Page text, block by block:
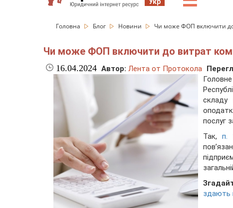
Головна Блог Новини Чи може ФОП включити до
Чи може ФОП включити до витрат
16.04.2024 Автор: Лента от Протокола
послуг
Так, п.
здають